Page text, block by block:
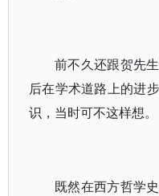
前不久还跟贺先
后在学术道路上的进
识，当时可不这样想。
既然在西方哲学